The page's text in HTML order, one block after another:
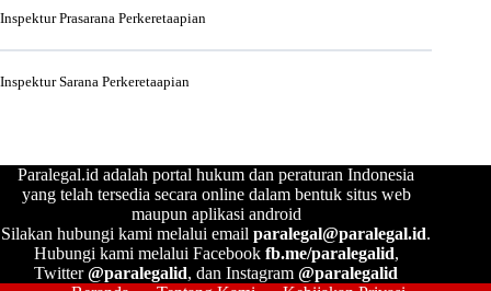
Inspektur Prasarana Perkeretaapian
Inspektur Sarana Perkeretaapian
Paralegal.id adalah portal hukum dan peraturan Indonesia
yang telah tersedia secara online dalam bentuk situs web
maupun aplikasi android
Silakan hubungi kami melalui emailparalegal@paralegal.id.
Hubungi kami melalui Facebook fb.me/paralegalid,
Twitter@paralegalid, dan Instagram@paralegalid